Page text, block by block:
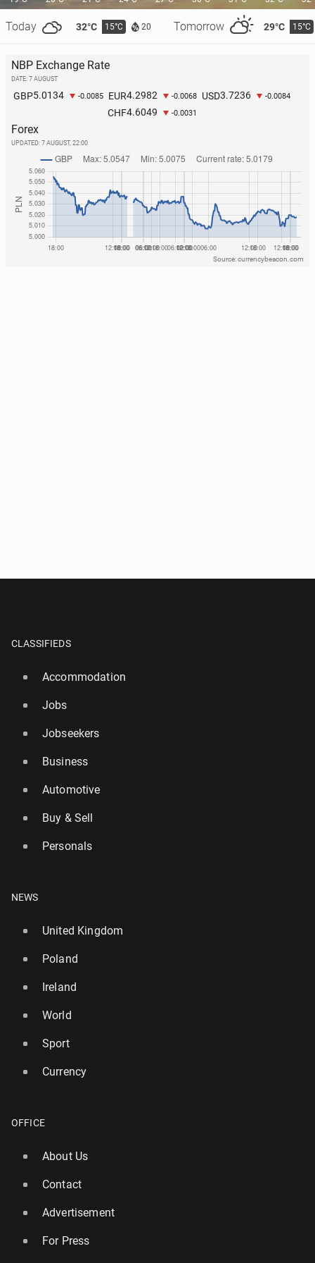
Today 32°C 15°C 20 Tomorrow 29°C 15°C
NBP Exchange Rate
DATE: 7 AUGUST
GBP5.0134 -0.0085 EUR4.2982 -0.0068 USD3.7236 -0.0084
CHF4.6049 -0.0031
Forex
UPDATED: 7 AUGUST, 22:00
Source: currencybeacon.com
CLASSIFIEDS
Accommodation
Jobs
Jobseekers
Business
Automotive
Buy & Sell
Personals
NEWS
United Kingdom
Poland
Ireland
World
Sport
Currency
OFFICE
About Us
Contact
Advertisement
For Press